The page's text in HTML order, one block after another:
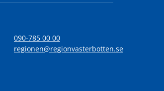
090-785 00 00
regionen@regionvasterbotten.se